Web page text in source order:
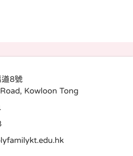
8號
Kowloon Tong